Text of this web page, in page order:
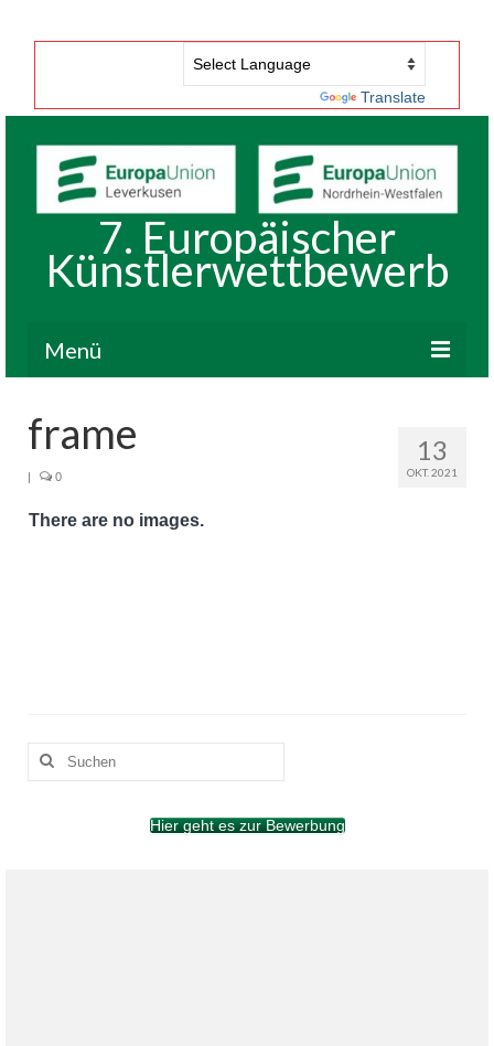
Translate
7. Europäischer
Künstlerwettbewerb
Menü
Historie 13
OKT. 2021
frame
| 0
There are no images.
Suchen
Hier geht es zur Bewerbung